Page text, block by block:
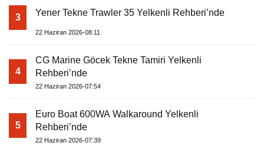
3 Yener Tekne Trawler 35 Yelkenli Rehberi’nde
22 Haziran 2026-08:11
4
CG Marine Göcek Tekne Tamiri Yelkenli
Rehberi’nde
22 Haziran 2026-07:54
5
Euro Boat 600WA Walkaround Yelkenli
Rehberi’nde
22 Haziran 2026-07:39